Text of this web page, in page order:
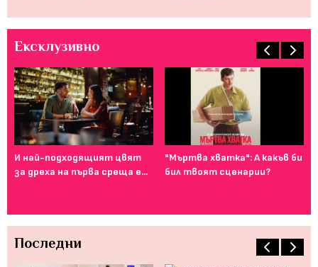
Ексклузивно
И най-подходящият цвят
за дреха на първа среща е...
"Мъртва хватка": А какъв би
бил твоят сценарии?
Последни